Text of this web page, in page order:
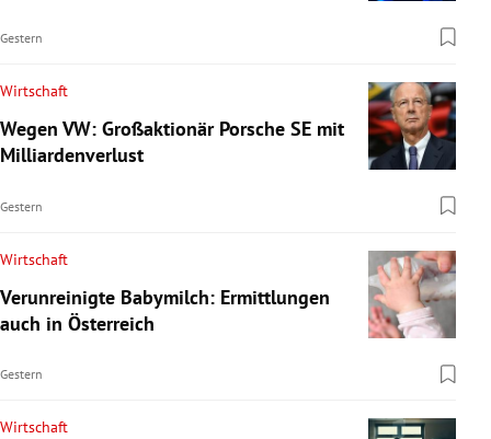
Gestern
Wirtschaft
Wegen VW: Großaktionär Porsche SE mit
Milliardenverlust
Gestern
Wirtschaft
Verunreinigte Babymilch: Ermittlungen
auch in Österreich
Gestern
Wirtschaft